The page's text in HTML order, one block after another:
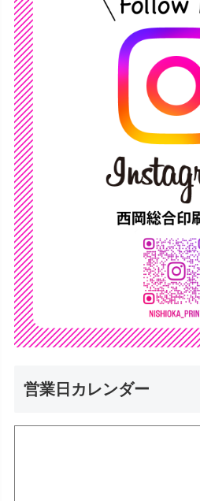
営業日カレンダー